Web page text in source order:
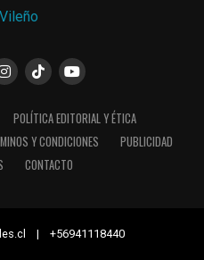
POLÍTICA EDITORIAL Y ÉTICA
Y CONDICIONES
PUBLICIDAD
CONTACTO
| +56941118440